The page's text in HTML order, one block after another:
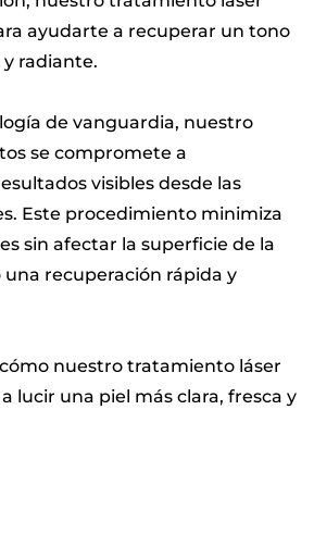
ayudarte a recuperar un tono
radiante.
de vanguardia, nuestro
se compromete a
visibles desde las
Este procedimiento minimiza
sin afectar la superficie de la
una recuperación rápida y
cómo nuestro tratamiento láser
lucir una piel más clara, fresca y